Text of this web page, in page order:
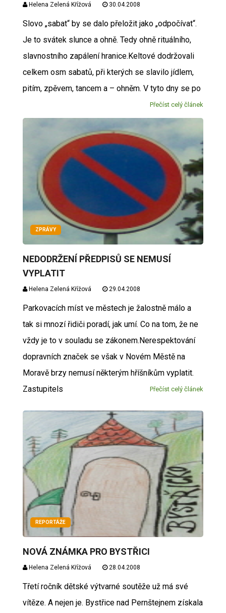
Helena Zelená Křížová 30.04.2008
Slovo „sabat“ by se dalo přeložit jako „odpočívat“.
Je to svátek slunce a ohně. Tedy ohně rituálního,
slavnostního zapálení hranice.Keltové dodržovali
celkem osm sabatů, při kterých se slavilo jídlem,
pitím, zpěvem, tancem a – ohněm. V tyto dny se po
Přečíst celý článek
ZPRÁVY
NEDODRŽENÍ PŘEDPISŮ SE NEMUSÍ
VYPLATIT
Helena Zelená Křížová 29.04.2008
Parkovacích míst ve městech je žalostně málo a
tak si mnozí řidiči poradí, jak umí. Co na tom, že ne
vždy je to v souladu se zákonem.Nerespektování
dopravních značek se však v Novém Městě na
Moravě brzy nemusí některým hříšníkům vyplatit.
Zastupitels
Přečíst celý článek
REPORTÁŽE
NOVÁ ZNÁMKA PRO BYSTŘICI
Helena Zelená Křížová 28.04.2008
Třetí ročník dětské výtvarné soutěže už má své
vítěze. A nejen je. Bystřice nad Pernštejnem získala